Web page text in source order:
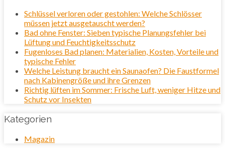
Schlüssel verloren oder gestohlen: Welche Schlösser
müssen jetzt ausgetauscht werden?
Bad ohne Fenster: Sieben typische Planungsfehler bei
Lüftung und Feuchtigkeitsschutz
Fugenloses Bad planen: Materialien, Kosten, Vorteile und
typische Fehler
Welche Leistung braucht ein Saunaofen? Die Faustformel
nach Kabinengröße und ihre Grenzen
Richtig lüften im Sommer: Frische Luft, weniger Hitze und
Schutz vor Insekten
Kategorien
Magazin